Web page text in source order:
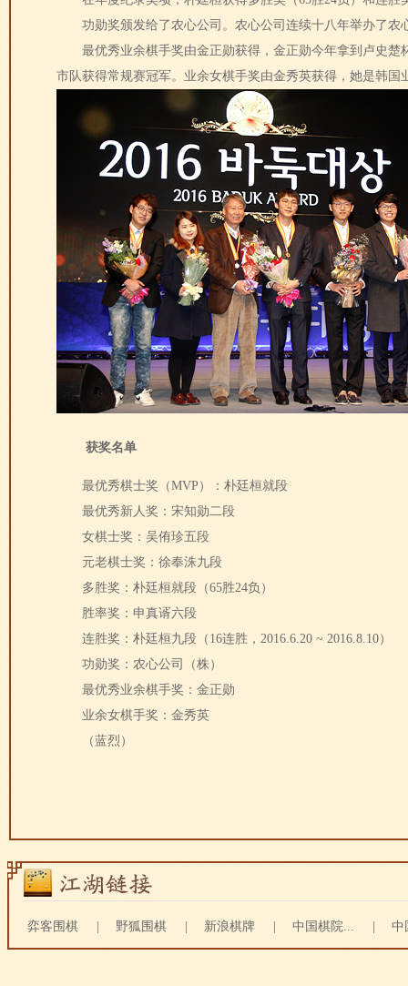
功勋奖颁发给了农心公司。农心公司连续十八年举办了农
最优秀业余棋手奖由金正勋获得，金正勋今年拿到卢史楚
市队获得常规赛冠军。业余女棋手奖由金秀英获得，她是韩
获奖名单
最优秀棋士奖（MVP）：朴廷桓就段
最优秀新人奖：宋知勋二段
女棋士奖：吴侑珍五段
元老棋士奖：徐奉洙九段
多胜奖：朴廷桓就段（65胜24负）
胜率奖：申真谞六段
连胜奖：朴廷桓九段（16连胜，2016.6.20 ~ 2016.8.10）
功勋奖：农心公司（株）
最优秀业余棋手奖：金正勋
业余女棋手奖：金秀英
（蓝烈）
弈客围棋 野狐围棋 新浪棋牌 中国棋院... 中